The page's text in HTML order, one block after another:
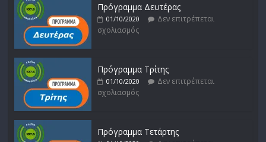
Πρόγραμμα Δευτέρας
01/10/2020
Δεν επιτρέπεται
σχολιασμός
Πρόγραμμα Τρίτης
01/10/2020
Δεν επιτρέπεται
σχολιασμός
Πρόγραμμα Τετάρτης